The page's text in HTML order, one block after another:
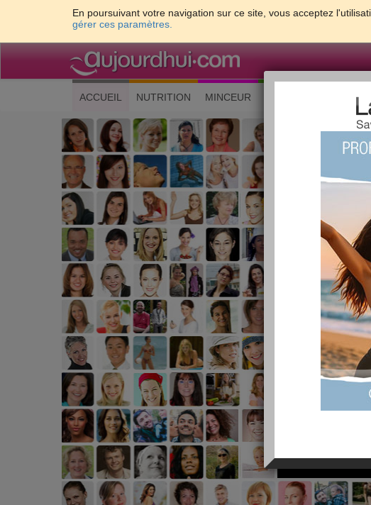
En poursuivant votre navigation sur ce site, vous acceptez
gérer ces paramètres.
ACCUEIL (current)
NUTRITION MINCEUR FORME &
Les
PLUS